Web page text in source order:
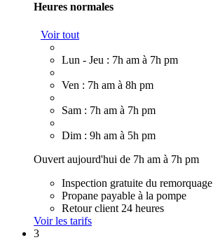
Heures normales
Voir tout
Lun - Jeu : 7h am à 7h pm
Ven : 7h am à 8h pm
Sam : 7h am à 7h pm
Dim : 9h am à 5h pm
Ouvert aujourd'hui de 7h am à 7h pm
Inspection gratuite du remorquage
Propane payable à la pompe
Retour client 24 heures
Voir les tarifs
3